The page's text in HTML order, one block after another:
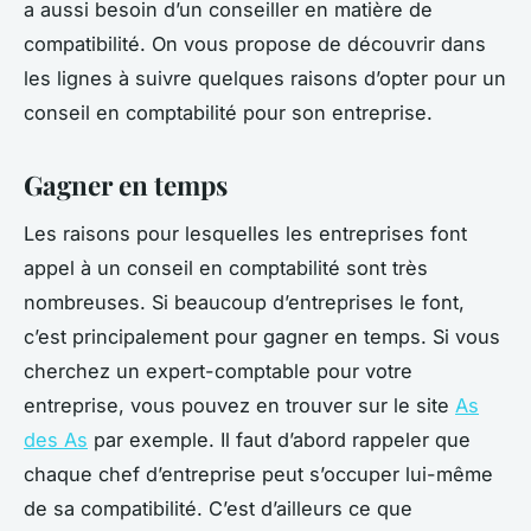
a aussi besoin d’un conseiller en matière de
compatibilité. On vous propose de découvrir dans
les lignes à suivre quelques raisons d’opter pour un
conseil en comptabilité pour son entreprise.
Gagner en temps
Les raisons pour lesquelles les entreprises font
appel à un conseil en comptabilité sont très
nombreuses. Si beaucoup d’entreprises le font,
c’est principalement pour gagner en temps. Si vous
cherchez un expert-comptable pour votre
entreprise, vous pouvez en trouver sur le site As
des As par exemple. Il faut d’abord rappeler que
chaque chef d’entreprise peut s’occuper lui-même
de sa compatibilité. C’est d’ailleurs ce que